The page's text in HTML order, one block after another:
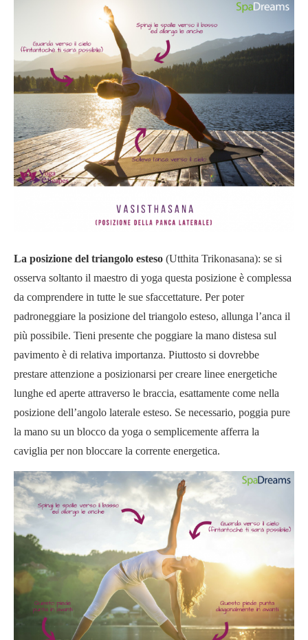
La posizione del triangolo esteso (Utthita Trikonasana): se si
osserva soltanto il maestro di yoga questa posizione è complessa
da comprendere in tutte le sue sfaccettature. Per poter
padroneggiare la posizione del triangolo esteso, allunga l’anca il
più possibile. Tieni presente che poggiare la mano distesa sul
pavimento è di relativa importanza. Piuttosto si dovrebbe
prestare attenzione a posizionarsi per creare linee energetiche
lunghe ed aperte attraverso le braccia, esattamente come nella
posizione dell’angolo laterale esteso. Se necessario, poggia pure
la mano su un blocco da yoga o semplicemente afferra la
caviglia per non bloccare la corrente energetica.